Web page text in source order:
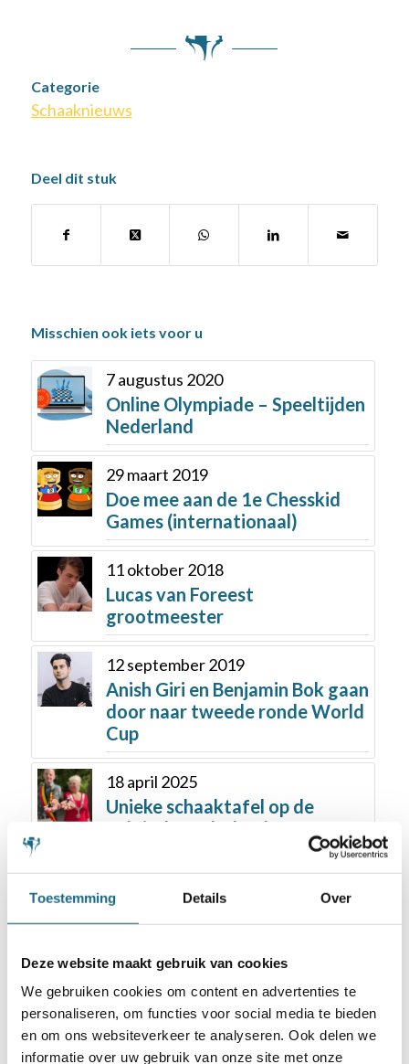
Toestemming Details Over
Deze website maakt gebruik van cookies
We gebruiken cookies om content en advertenties te
personaliseren, om functies voor social media te bieden
en om ons websiteverkeer te analyseren. Ook delen we
informatie over uw gebruik van onze site met onze
Categorie
Schaaknieuws
Deel dit stuk
Misschien ook iets voor u
7 augustus 2020
Online Olympiade – Speeltijden
Nederland
29 maart 2019
Doe mee aan de 1e Chesskid
Games (internationaal)
11 oktober 2018
Lucas van Foreest
grootmeester
12 september 2019
Anish Giri en Benjamin Bok gaan
door naar tweede ronde World
Cup
18 april 2025
Unieke schaaktafel op de
Belgisch-Nederlandse grens
Schaken.nl wordt mede mogelijk gemaakt
door: